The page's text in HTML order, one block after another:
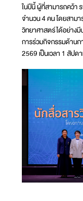
ในปีนี้ ผู้ที่สามารถคว้า
จำนวน 4 คน โดยสาม
วิทยาศาสตร์ได้อย่างมี
การร่วมกิจกรรมด้าน
2569 เป็นเวลา 1 สัป